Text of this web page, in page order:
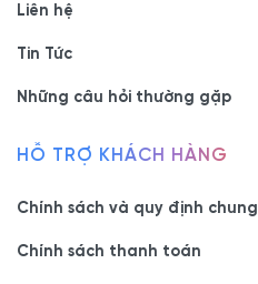
Liên hệ
Tin Tức
Những câu hỏi thường gặp
HỖ TRỢ KHÁCH HÀNG
Chính sách và quy định chung
Chính sách thanh toán